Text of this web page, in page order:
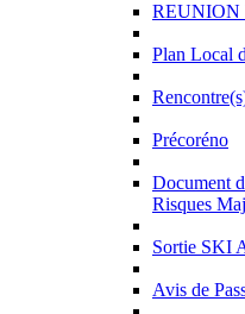
REUNION
Plan Local
Précoréno
Document
Risques
Sortie SKI
Avis de